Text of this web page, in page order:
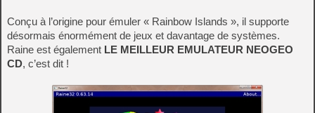
Conçu à l’origine pour émuler « Rainbow Islands », il supporte
désormais énormément de jeux et davantage de systèmes.
Raine est également LE MEILLEUR EMULATEUR NEOGEO
CD, c’est dit !